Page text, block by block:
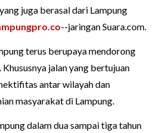
juga berasal dari Lampung
--jaringan Suara.com.
terus berupaya mendorong
jalan yang bertujuan
antar wilayah dan
masyarakat di Lampung.
dalam dua sampai tiga tahun